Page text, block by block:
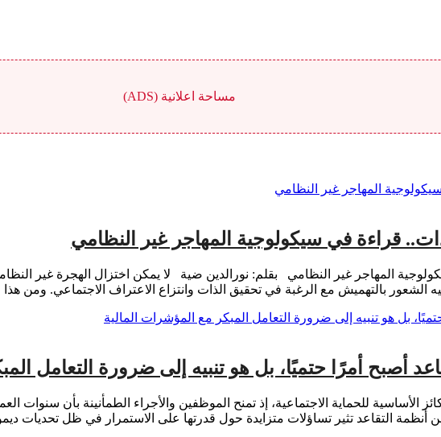
مساحة اعلانية (ADS)
قراءة في سيكولوجية المهاجر غير النظامي
المهاجر غير النظامي بقلم: نورالدين ضية لا يمكن اختزال الهجرة غير
الشعور بالتهميش مع الرغبة في تحقيق الذات وانتزاع الاعتراف الاجتماعي. ومن
أصبح أمرًا حتميًا، بل هو تنبيه إلى ضرورة التعامل
الأساسية للحماية الاجتماعية، إذ تمنح الموظفين والأجراء الطمأنينة بأن
أنظمة التقاعد تثير تساؤلات متزايدة حول قدرتها على الاستمرار في ظل تحديات